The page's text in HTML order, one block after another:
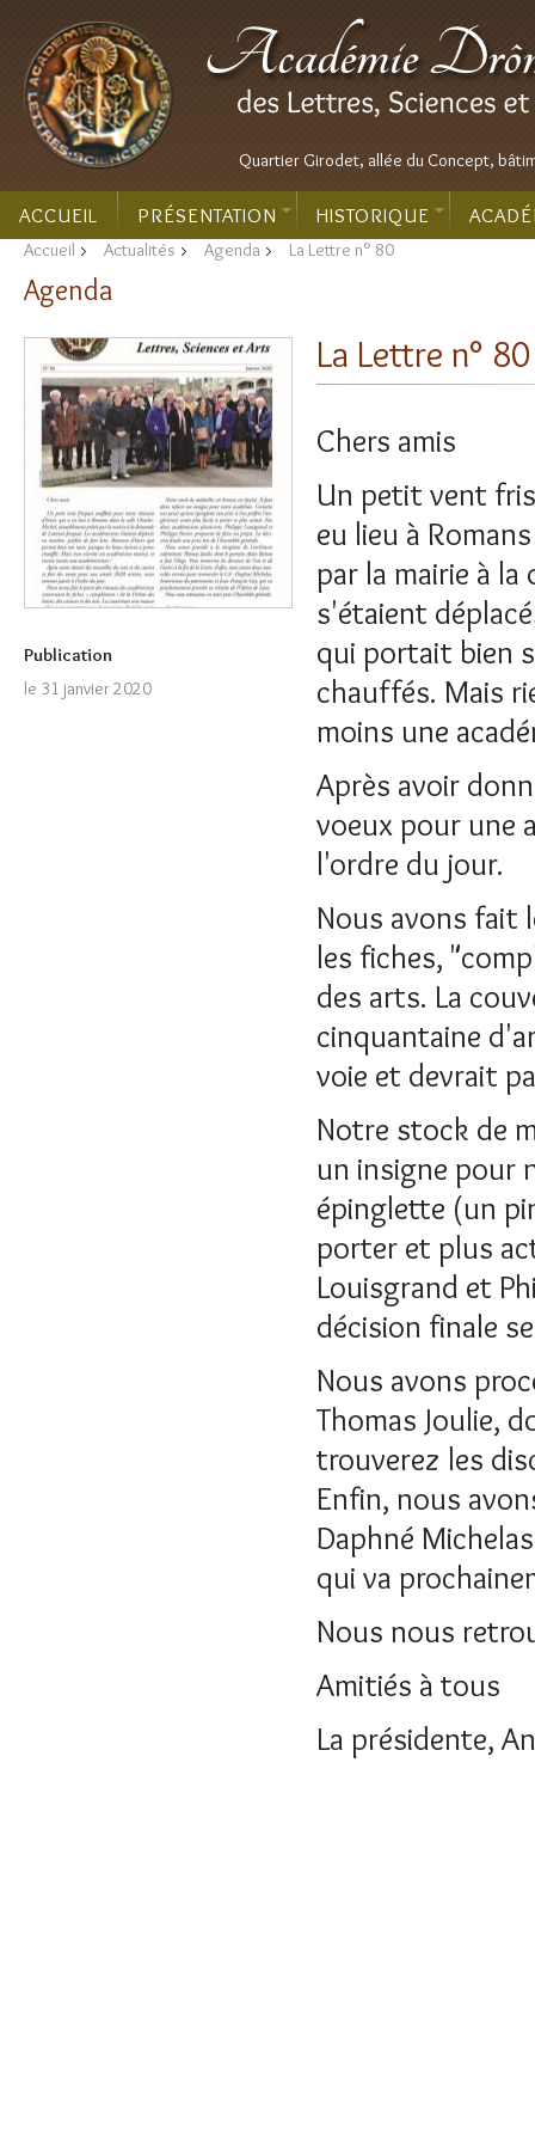
Quartier Girodet, allée du Concept,
ACCUEIL PRÉSENTATION HISTORIQUE
Accueil > Actualités > Agenda > La Lettre n° 80
Agenda
Publication
le 31 janvier 2020
La Lettre n° 80
Chers amis
Un petit vent
eu lieu à
par la mairie à la
s'étaient
qui portait bien
chauffés. Mais
moins une
Après avoir
voeux pour une
l'ordre du jour.
Nous avons fait
les fiches,
des arts. La
cinquantaine
voie et devrait
Notre stock de
un insigne pour
épinglette (un
porter et plus
Louisgrand et
décision finale
Nous avons
Thomas Joulie,
trouverez les
Enfin, nous
Daphné
qui va
Nous nous
Amitiés à tous
La présidente,